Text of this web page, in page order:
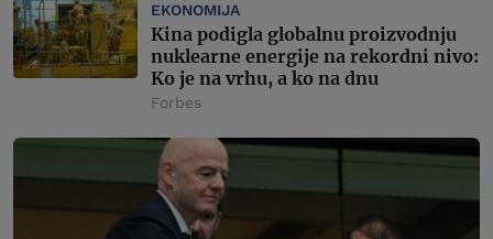
EKONOMIJA
Kina podigla globalnu proizvodnju
nuklearne energije na rekordni nivo:
Ko je na vrhu, a ko na dnu
Forbes